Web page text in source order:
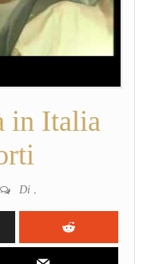
in Italia
Di